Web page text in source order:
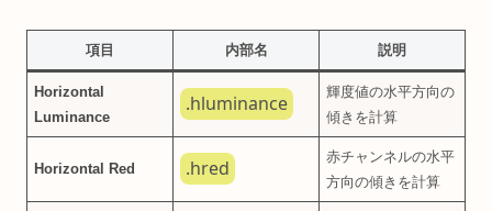
項目 内部名 説明
Horizontal
Luminance
.hluminance
輝度値の水平方向の
傾きを計算
Horizontal Red .hred
赤チャンネルの水平
方向の傾きを計算